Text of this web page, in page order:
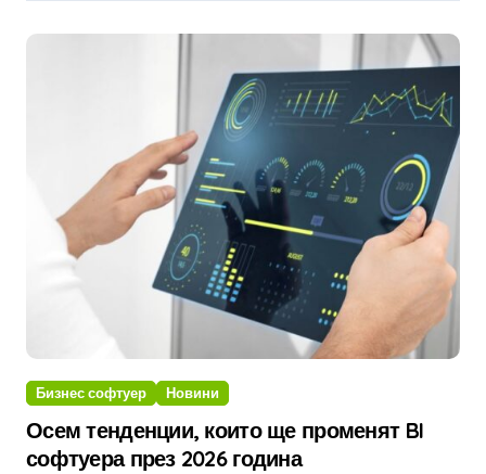
Бизнес софтуер Новини
Осем тенденции, които ще променят BI
софтуера през 2026 година